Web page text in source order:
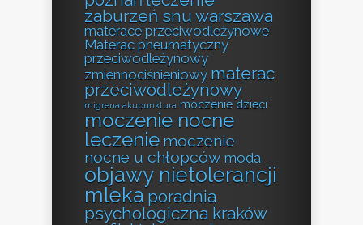
zaburzeń snu warszawa
materace przeciwodleżynowe
Materac pneumatyczny
przeciwodleżynowy
zmiennociśnieniowy materac
przeciwodleżynowy
migrena akupunktura moczenie dzieci
moczenie nocne
leczenie moczenie
nocne u chłopców moda
objawy nietolerancji
mleka poradnia
psychologiczna kraków